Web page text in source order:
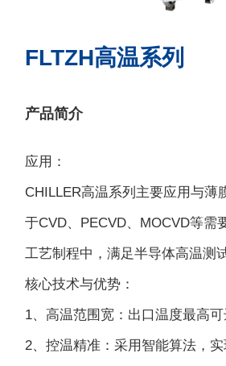
FLTZH高温系列
产品简介
应用：
CHILLER高温系列主要应用与薄
于CVD、PECVD、MOCVD等需
工艺制程中，满足半导体高温测
核心技术与优势：
1、高温范围宽：出口温度最高可
2、控温精准：采用智能算法，